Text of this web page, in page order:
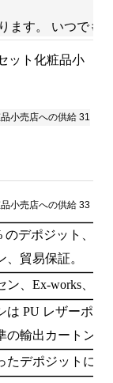
ます。 いつでも
のデポジット、
、貿易保証。
ン、Ex-works、
は PU レザーポー
の輸出カートンに
たデポジットに対